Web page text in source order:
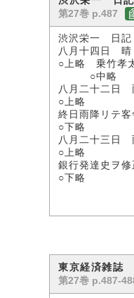
第27巻 p.487
渋沢栄一
八月十
○上略 乗竹孝
○中略
八月二
○上略
終日雨降リテ
○下略
八月二
○上略
銀行発達史ヲ
○下略
東京経済雑誌
第27巻 p.487-